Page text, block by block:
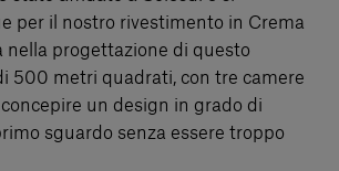
per il nostro rivestimento in Crema
nella progettazione di questo
500 metri quadrati, con tre camere
un design in grado di
sguardo senza essere troppo